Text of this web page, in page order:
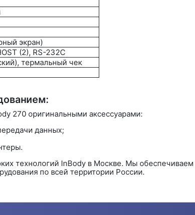
экран)
(2), RS-232C
термальный чек
270 оригинальными аксессуарами:
данных;
технологий InBody в Москве. Мы
по всей территории России.